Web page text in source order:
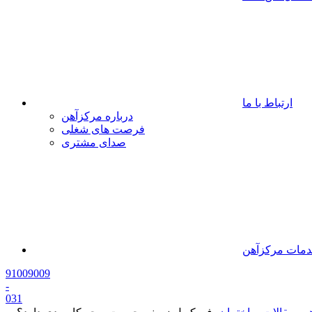
ارتباط با ما
درباره مرکزآهن
فرصت های شغلی
صدای مشتری
مرکزآهن
91009009
-
031